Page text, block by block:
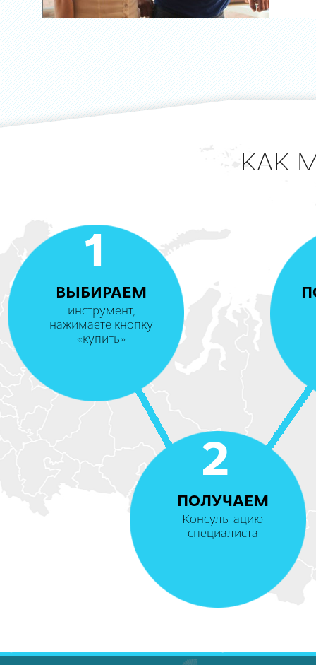
КАК
1
ВЫБИРАЕМ
инструмент,
нажимаете кнопку
«купить»
2
ПОЛУЧАЕМ
Консультацию
специалиста